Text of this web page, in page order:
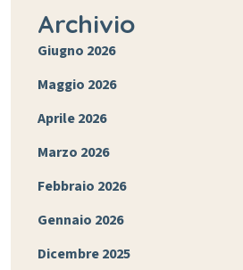
Archivio
Giugno 2026
Maggio 2026
Aprile 2026
Marzo 2026
Febbraio 2026
Gennaio 2026
Dicembre 2025